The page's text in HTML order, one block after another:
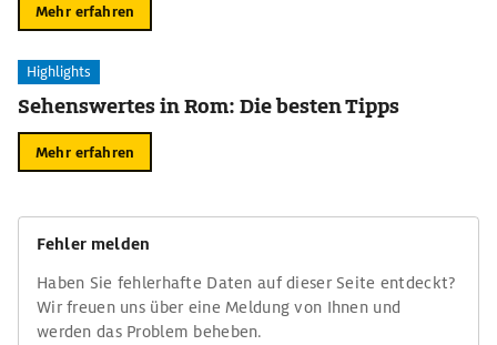
Mehr erfahren
Highlights
Sehenswertes in Rom: Die besten Tipps
Mehr erfahren
Fehler melden
Haben Sie fehlerhafte Daten auf dieser Seite entdeckt?
Wir freuen uns über eine Meldung von Ihnen und
werden das Problem beheben.